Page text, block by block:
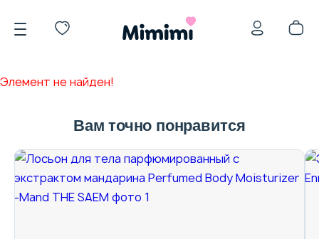
*OVERSTOCK -30%
Элемент не найден!
Вам точно понравится